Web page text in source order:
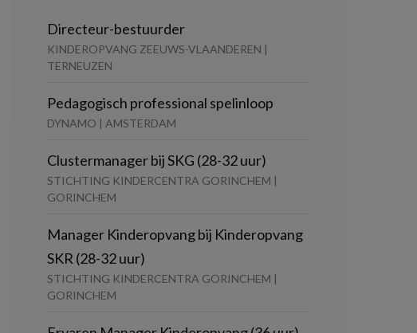
Directeur-bestuurder
KINDEROPVANG ZEEUWS-VLAANDEREN |
TERNEUZEN
Pedagogisch professional spelinloop
DYNAMO | AMSTERDAM
Clustermanager bij SKG (28-32 uur)
STICHTING KINDERCENTRA GORINCHEM |
GORINCHEM
Manager Kinderopvang bij Kinderopvang
SKR (28-32 uur)
STICHTING KINDERCENTRA GORINCHEM |
GORINCHEM